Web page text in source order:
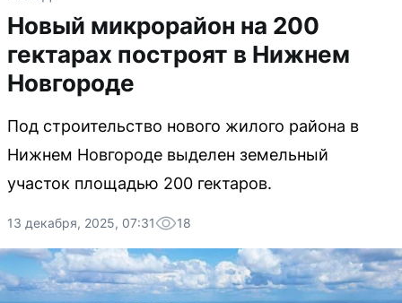
Новый микрорайон на 200
гектарах построят в Нижнем
Новгороде
Под строительство нового жилого района в
Нижнем Новгороде выделен земельный
участок площадью 200 гектаров.
13 декабря, 2025, 07:31 18